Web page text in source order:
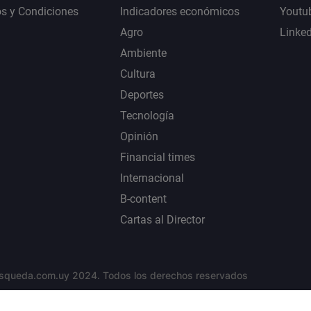
y Condiciones
Indicadores económicos
Agro
Ambiente
Cultura
Deportes
Tecnología
Opinión
Financial times
Internacional
B-content
Cartas al Director
2024. Todos los derechos reservados